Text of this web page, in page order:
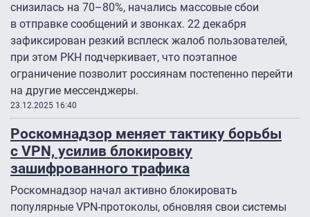
снизилась на 70–80%, начались массовые сбои
в отправке сообщений и звонках. 22 декабря
зафиксирован резкий всплеск жалоб пользователей,
при этом РКН подчеркивает, что поэтапное
ограничение позволит россиянам постепенно перейти
на другие мессенджеры.
23.12.2025 16:40
Роскомнадзор меняет тактику борьбы
с VPN, усилив блокировку
зашифрованного трафика
Роскомнадзор начал активно блокировать
популярные VPN-протоколы, обновляя свои системы